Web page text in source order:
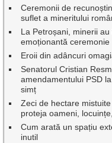
Ceremonii de
suflet a mineritului
La Petroșani, minerii
emoționantă ceremonie
Eroii din adâncuri
Senatorul Cristian
amendamentului PSD
simț
Zeci de hectare
proteja oameni,
Cum arată un spațiu
inutil